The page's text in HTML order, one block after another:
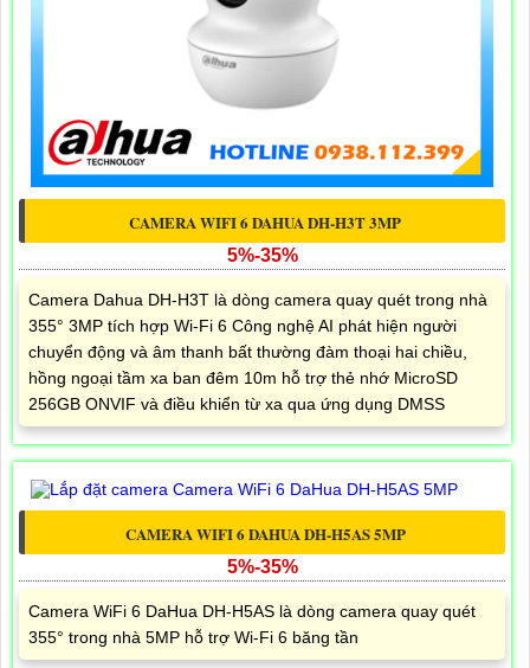
CAMERA WIFI 6 DAHUA DH-H3T 3MP
5%-35%
Camera Dahua DH-H3T là dòng camera quay quét trong nhà
355° 3MP tích hợp Wi-Fi 6 Công nghệ AI phát hiện người
chuyển động và âm thanh bất thường đàm thoại hai chiều,
hồng ngoại tầm xa ban đêm 10m hỗ trợ thẻ nhớ MicroSD
256GB ONVIF và điều khiển từ xa qua ứng dụng DMSS
CAMERA WIFI 6 DAHUA DH-H5AS 5MP
5%-35%
Camera WiFi 6 DaHua DH-H5AS là dòng camera quay quét
355° trong nhà 5MP hỗ trợ Wi-Fi 6 băng tần